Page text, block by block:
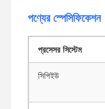
পণ্যের স্পেসিফিকেশন
প্রসেসর সিস্টেম
সিপিইউ